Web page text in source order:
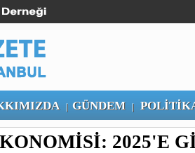
| GÜNDEM|
2025'E